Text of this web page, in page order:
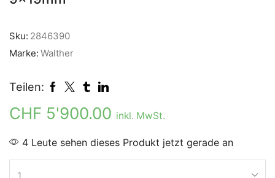
Sku: 2846390
Marke: Walther
Teilen:
CHF 5'900.00 inkl. MwSt.
4 Leute sehen dieses Produkt jetzt gerade an